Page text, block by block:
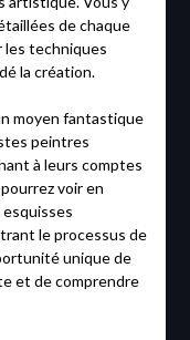
de chaque
les techniques
la création.
moyen fantastique
peintres
à leurs comptes
voir en
le processus de
unique de
et de comprendre